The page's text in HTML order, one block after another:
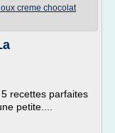
creme chocolat
recettes parfaites
petite....